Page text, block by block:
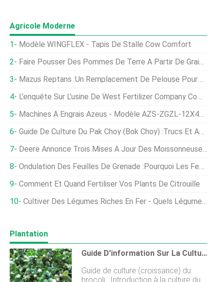
Agricole Moderne
Modèle WINGFLEX - Tapis De Stalle Cow Comfort
Faire Pousser Des Pommes De Terre À Partir De Graines, Plantation, Se Soucier, Récolte
Mazus Reptans :un Remplacement De Pelouse Pour Les Débutants
L'enquête Sur L'usine De West Fertilizer Company Commence Sérieusement
Machines À Engrais Azeus - Modèle AZS-ZGZL-12X40 - Granulateur D'engrais À Tambour Rotatif
Guide De Culture Du Pak Choy (Bok Choy) :Trucs Et Astuces D'experts
Deere Annonce Trois Mises À Jour Des Moissonneuses-Batteuses De La Série S Pour 2019
Ondulation Des Feuilles De Grenade :pourquoi Les Feuilles De Grenadier S'enroulent
Comment Et Quand Fertiliser Vos Plants De Citrouille
Cultiver Des Légumes Riches En Fer - Quels Légumes Sont Riches En Fer
Plantation
Guide D'information Sur La Culture Du Brocoli
Guide de culture (croissance) du
brocoli : Introduction à la culture du